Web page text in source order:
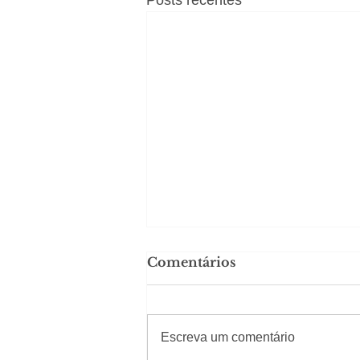
Comentários
Escreva um comentário
#Sugestões